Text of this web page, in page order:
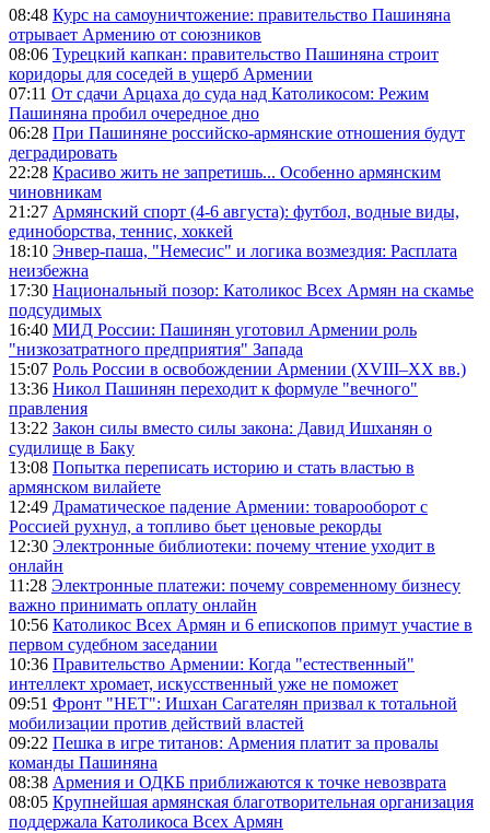
08:48 Курс на самоуничтожение: правительство Пашиняна
отрывает Армению от союзников
08:06 Турецкий капкан: правительство Пашиняна строит
коридоры для соседей в ущерб Армении
07:11 От сдачи Арцаха до суда над Католикосом: Режим
Пашиняна пробил очередное дно
06:28 При Пашиняне российско-армянские отношения будут
деградировать
22:28 Красиво жить не запретишь... Особенно армянским
чиновникам
21:27 Армянский спорт (4-6 августа): футбол, водные виды,
единоборства, теннис, хоккей
18:10 Энвер-паша, "Немесис" и логика возмездия: Расплата
неизбежна
17:30 Национальный позор: Католикос Всех Армян на скамье
подсудимых
16:40 МИД России: Пашинян уготовил Армении роль
"низкозатратного предприятия" Запада
15:07 Роль России в освобождении Армении (XVIII–XX вв.)
13:36 Никол Пашинян переходит к формуле "вечного"
правления
13:22 Закон силы вместо силы закона: Давид Ишханян о
судилище в Баку
13:08 Попытка переписать историю и стать властью в
армянском вилайете
12:49 Драматическое падение Армении: товарооборот с
Россией рухнул, а топливо бьет ценовые рекорды
12:30 Электронные библиотеки: почему чтение уходит в
онлайн
11:28 Электронные платежи: почему современному бизнесу
важно принимать оплату онлайн
10:56 Католикос Всех Армян и 6 епископов примут участие в
первом судебном заседании
10:36 Правительство Армении: Когда "естественный"
интеллект хромает, искусственный уже не поможет
09:51 Фронт "НЕТ": Ишхан Сагателян призвал к тотальной
мобилизации против действий властей
09:22 Пешка в игре титанов: Армения платит за провалы
команды Пашиняна
08:38 Армения и ОДКБ приближаются к точке невозврата
08:05 Крупнейшая армянская благотворительная организация
поддержала Католикоса Всех Армян